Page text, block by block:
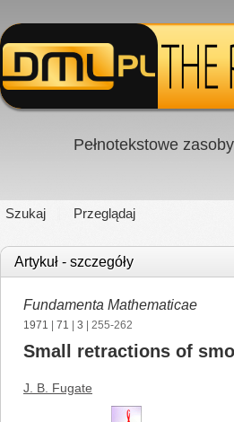
Pełnotekstowe
Szukaj Przeglądaj
Artykuł - szczegóły
Fundamenta Mathematicae
1971 71 3 | 255-262
Small retractions of
J. B. Fugate